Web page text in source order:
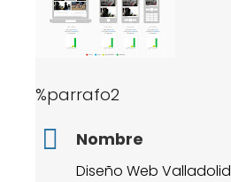
%parrafo2
Nombre
Diseño Web Valladolid